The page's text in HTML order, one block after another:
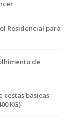
Residencial para
de
cestas básicas
KG)